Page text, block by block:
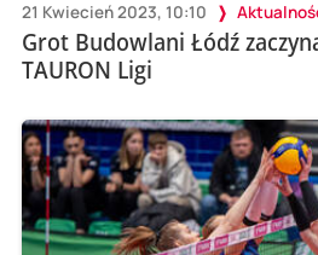
21 Kwiecień 2023, 10:10
Grot Budowlani Łódź
TAURON Ligi